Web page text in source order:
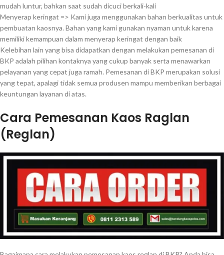
mudah luntur, bahkan saat sudah dicuci berkali-kali
Menyerap keringat => Kami juga menggunakan bahan berkualitas untuk
pembuatan kaosnya. Bahan yang kami gunakan nyaman untuk karena
memiliki kemampuan dalam menyerap keringat dengan baik
Kelebihan lain yang bisa didapatkan dengan melakukan pemesanan di
BKP adalah pilihan kontaknya yang cukup banyak serta menawarkan
pelayanan yang cepat juga ramah. Pemesanan di BKP merupakan solusi
yang tepat, apalagi tidak semua produsen mampu memberikan berbagai
keuntungan layanan di atas.
Cara Pemesanan Kaos Raglan
(Reglan)